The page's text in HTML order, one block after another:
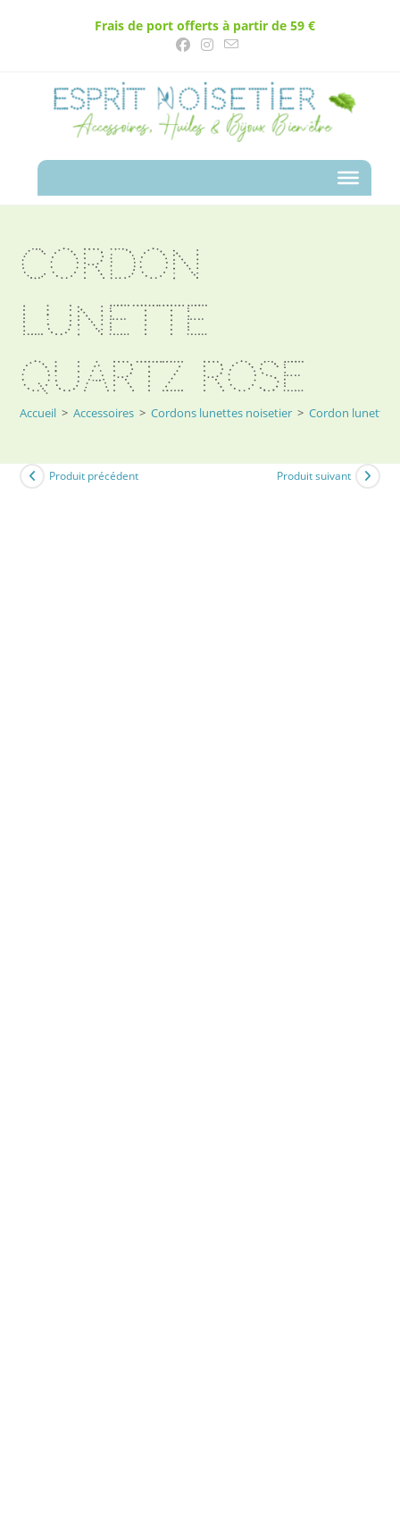
Frais de port offerts à partir de 59 €
Cordon
lunette
Quartz Rose
Accueil > Accessoires > Cordons lunettes noisetier > Cordon lunette
Produit précédent Produit suivant